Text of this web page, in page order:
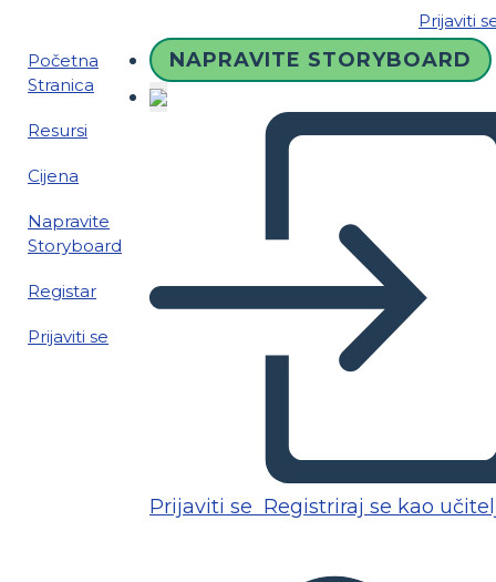
Prijaviti
Početna
Stranica
Resursi
Cijena
Napravite
Storyboard
Registar
Prijaviti se
NAPRAVITE STORYBOARD
Prijaviti se Registriraj se kao